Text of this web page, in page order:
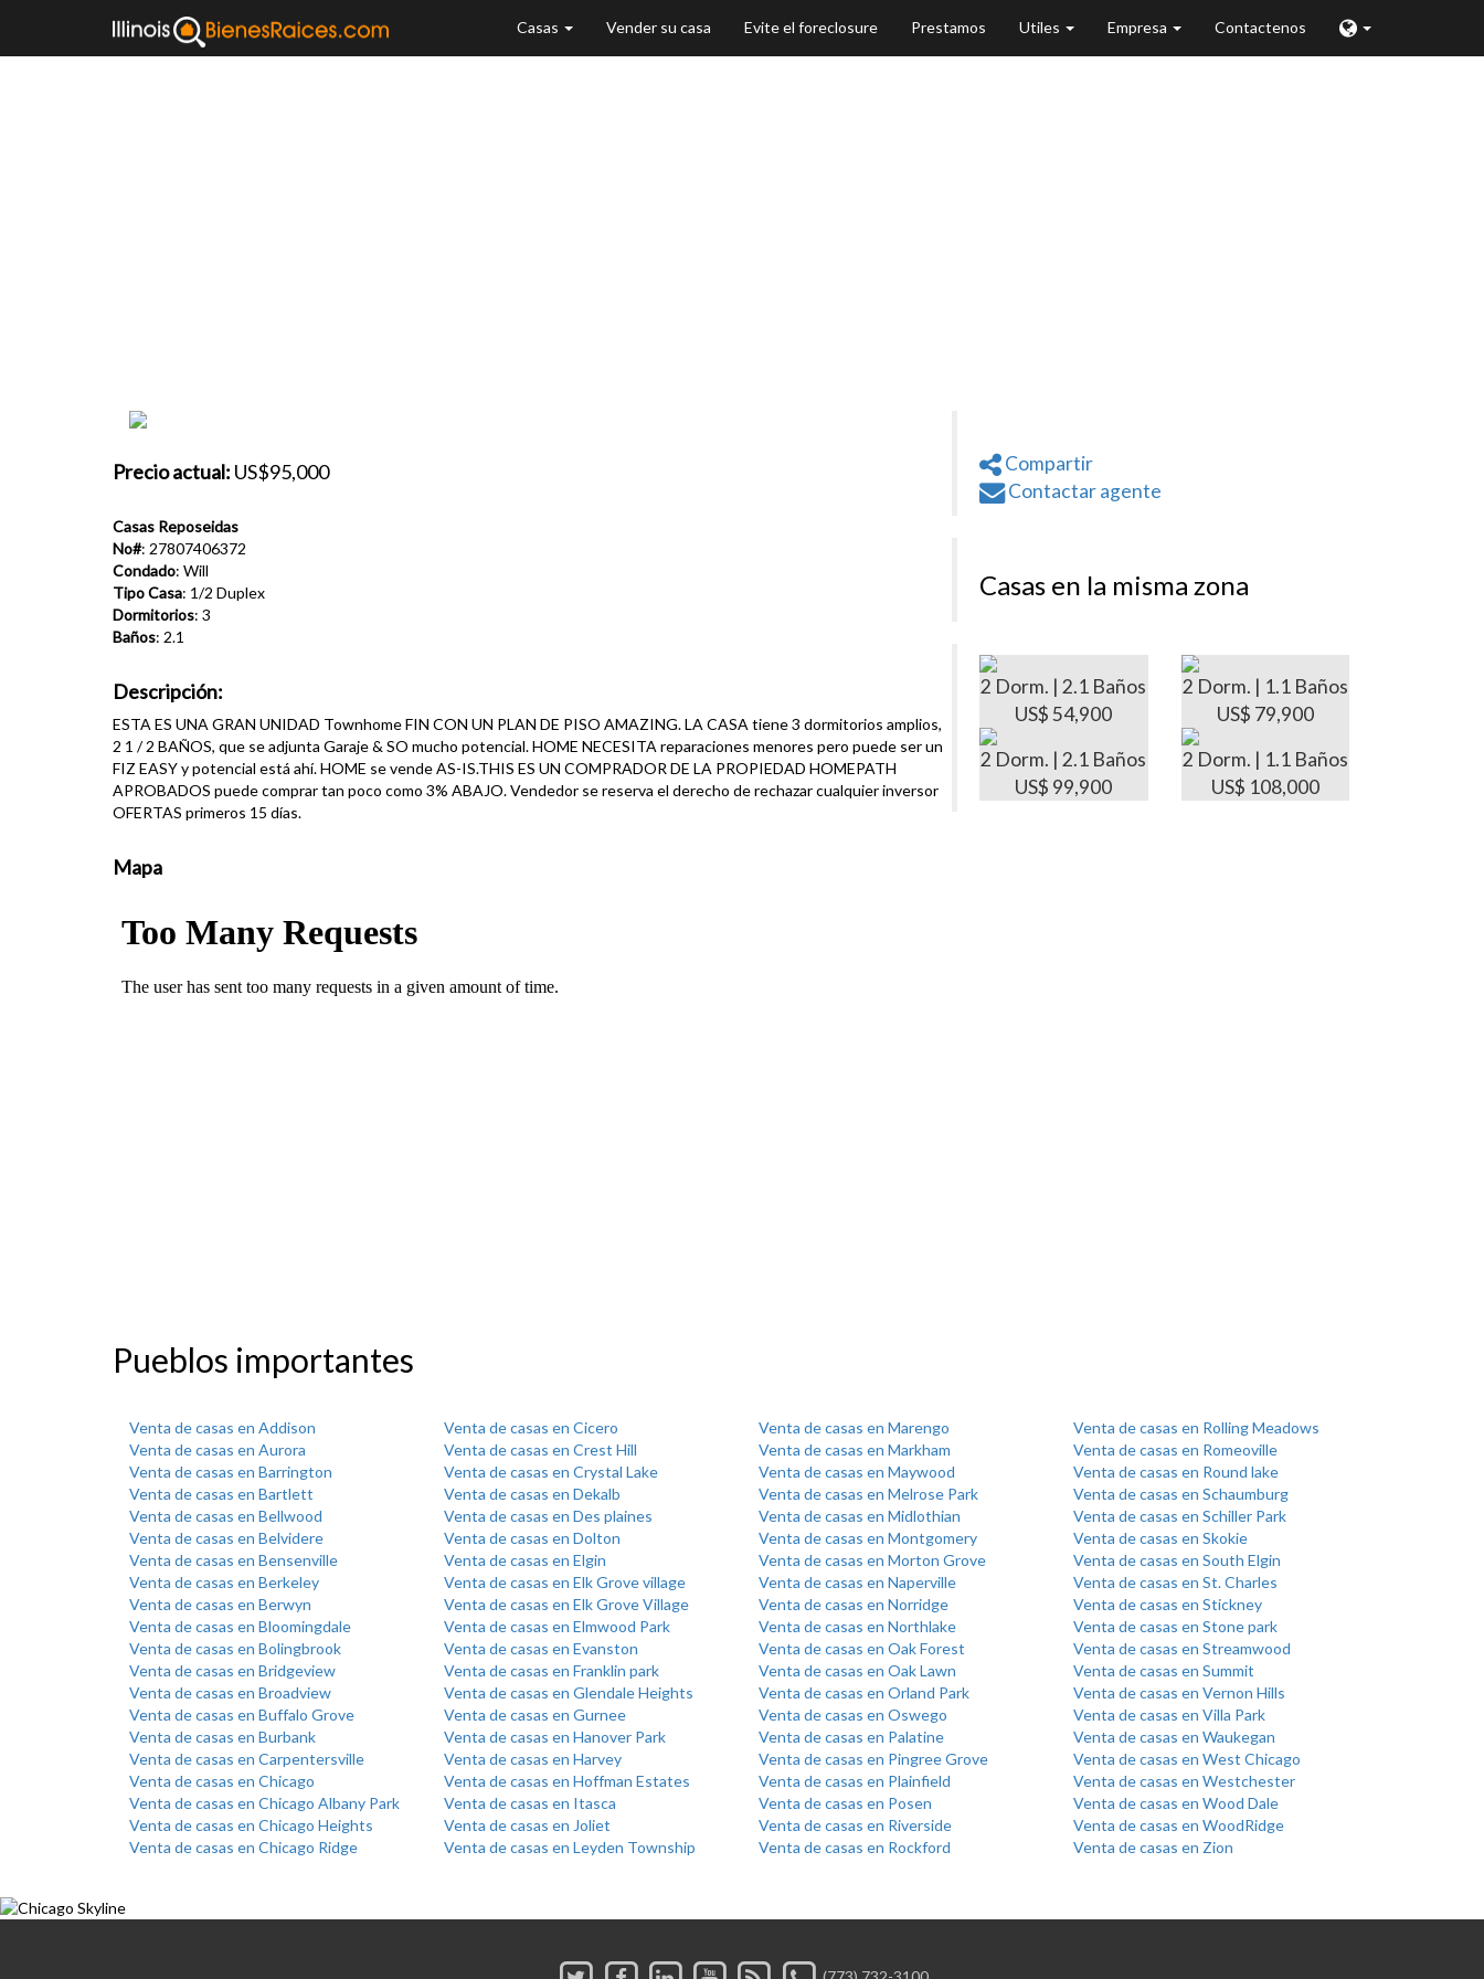
Casas Vender su casa Evite el foreclosure Prestamos Utiles Empresa Contactenos
Precio actual: US$95,000
Casas Reposeidas
No#: 27807406372
Condado: Will
Tipo Casa: 1/2 Duplex
Dormitorios: 3
Baños: 2.1
Descripción:
ESTA ES UNA GRAN UNIDAD Townhome FIN CON UN PLAN DE PISO AMAZING. LA CASA tiene 3 dormitorios amplios,
2 1 / 2 BAÑOS, que se adjunta Garaje & SO mucho potencial. HOME NECESITA reparaciones menores pero puede ser un
FIZ EASY y potencial está ahí. HOME se vende AS-IS.THIS ES UN COMPRADOR DE LA PROPIEDAD HOMEPATH
APROBADOS puede comprar tan poco como 3% ABAJO. Vendedor se reserva el derecho de rechazar cualquier inversor
OFERTAS primeros 15 días.
Mapa
Compartir
Contactar agente
Casas en la misma zona
2 Dorm. | 2.1 Baños
US$ 54,900
2 Dorm. | 1.1 Baños
US$ 79,900
2 Dorm. | 2.1 Baños
US$ 99,900
2 Dorm. | 1.1 Baños
US$ 108,000
Pueblos importantes
Venta de casas en Addison
Venta de casas en Aurora
Venta de casas en Barrington
Venta de casas en Bartlett
Venta de casas en Bellwood
Venta de casas en Belvidere
Venta de casas en Bensenville
Venta de casas en Berkeley
Venta de casas en Berwyn
Venta de casas en Bloomingdale
Venta de casas en Bolingbrook
Venta de casas en Bridgeview
Venta de casas en Broadview
Venta de casas en Buffalo Grove
Venta de casas en Burbank
Venta de casas en Carpentersville
Venta de casas en Chicago
Venta de casas en Chicago Albany Park
Venta de casas en Chicago Heights
Venta de casas en Chicago Ridge
Venta de casas en Cicero
Venta de casas en Crest Hill
Venta de casas en Crystal Lake
Venta de casas en Dekalb
Venta de casas en Des plaines
Venta de casas en Dolton
Venta de casas en Elgin
Venta de casas en Elk Grove village
Venta de casas en Elk Grove Village
Venta de casas en Elmwood Park
Venta de casas en Evanston
Venta de casas en Franklin park
Venta de casas en Glendale Heights
Venta de casas en Gurnee
Venta de casas en Hanover Park
Venta de casas en Harvey
Venta de casas en Hoffman Estates
Venta de casas en Itasca
Venta de casas en Joliet
Venta de casas en Leyden Township
Venta de casas en Marengo
Venta de casas en Markham
Venta de casas en Maywood
Venta de casas en Melrose Park
Venta de casas en Midlothian
Venta de casas en Montgomery
Venta de casas en Morton Grove
Venta de casas en Naperville
Venta de casas en Norridge
Venta de casas en Northlake
Venta de casas en Oak Forest
Venta de casas en Oak Lawn
Venta de casas en Orland Park
Venta de casas en Oswego
Venta de casas en Palatine
Venta de casas en Pingree Grove
Venta de casas en Plainfield
Venta de casas en Posen
Venta de casas en Riverside
Venta de casas en Rockford
Venta de casas en Rolling Meadows
Venta de casas en Romeoville
Venta de casas en Round lake
Venta de casas en Schaumburg
Venta de casas en Schiller Park
Venta de casas en Skokie
Venta de casas en South Elgin
Venta de casas en St. Charles
Venta de casas en Stickney
Venta de casas en Stone park
Venta de casas en Streamwood
Venta de casas en Summit
Venta de casas en Vernon Hills
Venta de casas en Villa Park
Venta de casas en Waukegan
Venta de casas en West Chicago
Venta de casas en Westchester
Venta de casas en Wood Dale
Venta de casas en WoodRidge
Venta de casas en Zion